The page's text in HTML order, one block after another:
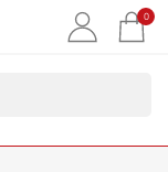
0